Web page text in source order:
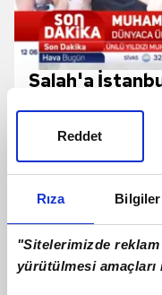
Rıza Bilgiler
"Sitelerimizde
yürütülmesi amaçları
Reddet
Salah'a